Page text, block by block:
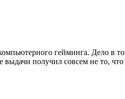
гейминга. Дело в
получил совсем не то,